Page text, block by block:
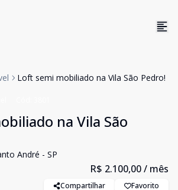
Loft semi mobiliado na Vila São Pedro!
na Vila São
André - SP
R$ 2.100,00/ mês
Compartilhar Favorito